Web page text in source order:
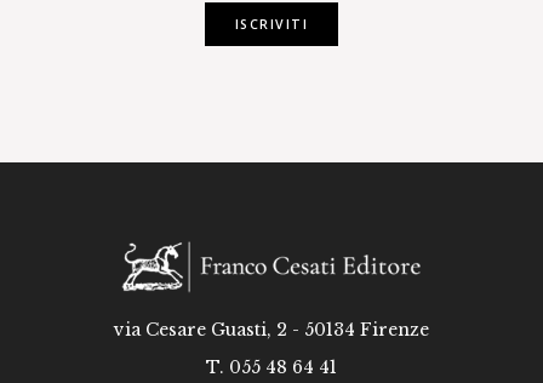
ISCRIVITI
via Cesare Guasti, 2 - 50134 Firenze
T. 055 48 64 41